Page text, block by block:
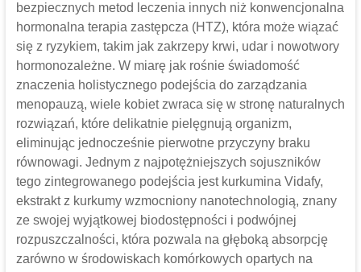
bezpiecznych metod leczenia innych niż konwencjonalna
hormonalna terapia zastępcza (HTZ), która może wiązać
się z ryzykiem, takim jak zakrzepy krwi, udar i nowotwory
hormonozależne. W miarę jak rośnie świadomość
znaczenia holistycznego podejścia do zarządzania
menopauzą, wiele kobiet zwraca się w stronę naturalnych
rozwiązań, które delikatnie pielęgnują organizm,
eliminując jednocześnie pierwotne przyczyny braku
równowagi. Jednym z najpotężniejszych sojuszników
tego zintegrowanego podejścia jest kurkumina Vidafy,
ekstrakt z kurkumy wzmocniony nanotechnologią, znany
ze swojej wyjątkowej biodostępności i podwójnej
rozpuszczalności, która pozwala na głęboką absorpcję
zarówno w środowiskach komórkowych opartych na